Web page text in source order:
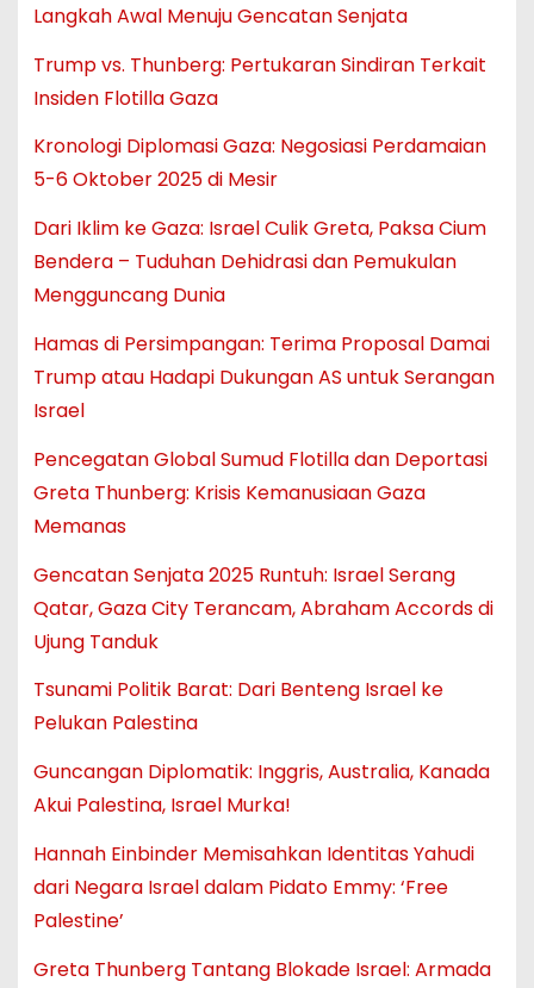
Langkah Awal Menuju Gencatan Senjata
Trump vs. Thunberg: Pertukaran Sindiran Terkait
Insiden Flotilla Gaza
Kronologi Diplomasi Gaza: Negosiasi Perdamaian
5-6 Oktober 2025 di Mesir
Dari Iklim ke Gaza: Israel Culik Greta, Paksa Cium
Bendera – Tuduhan Dehidrasi dan Pemukulan
Mengguncang Dunia
Hamas di Persimpangan: Terima Proposal Damai
Trump atau Hadapi Dukungan AS untuk Serangan
Israel
Pencegatan Global Sumud Flotilla dan Deportasi
Greta Thunberg: Krisis Kemanusiaan Gaza
Memanas
Gencatan Senjata 2025 Runtuh: Israel Serang
Qatar, Gaza City Terancam, Abraham Accords di
Ujung Tanduk
Tsunami Politik Barat: Dari Benteng Israel ke
Pelukan Palestina
Guncangan Diplomatik: Inggris, Australia, Kanada
Akui Palestina, Israel Murka!
Hannah Einbinder Memisahkan Identitas Yahudi
dari Negara Israel dalam Pidato Emmy: ‘Free
Palestine’
Greta Thunberg Tantang Blokade Israel: Armada